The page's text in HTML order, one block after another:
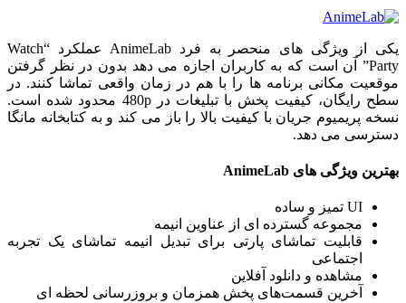
یکی از ویژگی های منحصر به فرد AnimeLab عملکرد “Watch
Party” آن است که به کاربران اجازه می دهد بدون در نظر گرفتن
موقعیت مکانی برنامه ها را با هم در زمان واقعی تماشا کنند. در
سطح رایگان، کیفیت پخش با تبلیغات در 480p محدود شده است.
نسخه پریمیوم جریان با کیفیت بالا را باز می کند و به کتابخانه مانگا
دسترسی می دهد.
بهترین ویژگی های AnimeLab
UI تمیز و ساده
مجموعه گسترده ای از عناوین انیمه
قابلیت تماشای پارتی برای تبدیل انیمه تماشای یک تجربه
اجتماعی
مشاهده و دانلود آفلاین
آخرین قسمت‌های پخش همزمان و بروزرسانی لحظه ای